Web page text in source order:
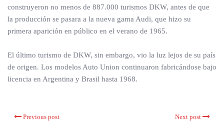
construyeron no menos de 887.000 turismos DKW, antes de que
la producción se pasara a la nueva gama Audi, que hizo su
primera aparición en público en el verano de 1965.
El último turismo de DKW, sin embargo, vio la luz lejos de su país
de origen. Los modelos Auto Union continuaron fabricándose bajo
licencia en Argentina y Brasil hasta 1968.
Previous post Next post